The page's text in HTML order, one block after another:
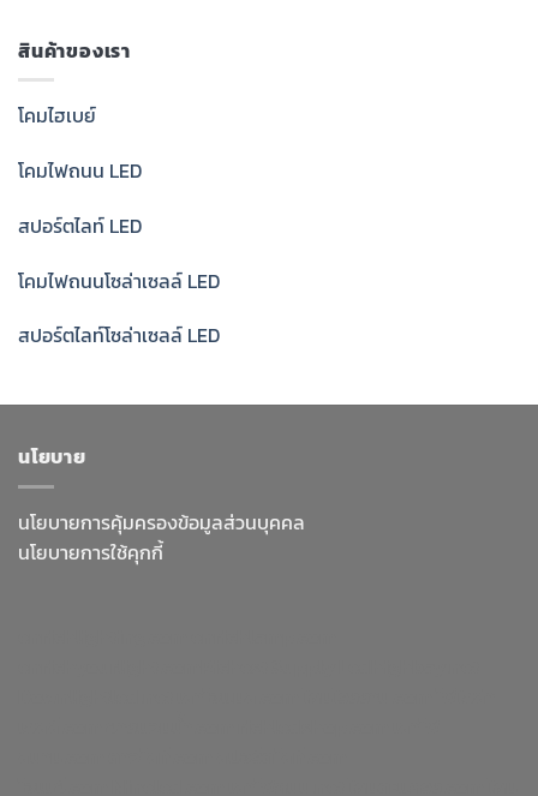
สินค้าของเรา
โคมไฮเบย์
โคมไฟถนน LED
สปอร์ตไลท์ LED
โคมไฟถนนโซล่าเซลล์ LED
สปอร์ตไลท์โซล่าเซลล์ LED
นโยบาย
นโยบายการคุ้มครองข้อมูลส่วนบุคคล
นโยบายการใช้คุกกี้